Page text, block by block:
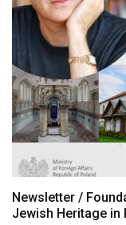
Newsletter /
Jewish Heritage in